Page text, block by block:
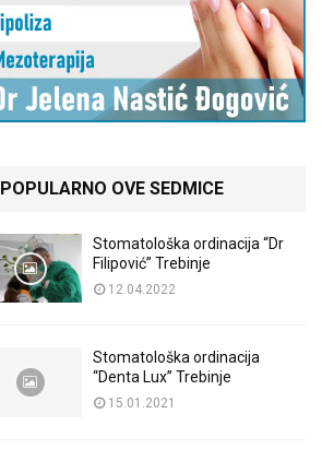
POPULARNO OVE SEDMICE
Stomatološka ordinacija “Dr
Filipović” Trebinje
12.04.2022
Stomatološka ordinacija
“Denta Lux” Trebinje
15.01.2021